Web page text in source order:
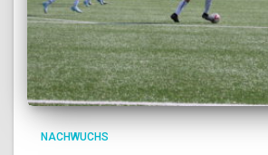
NACHWUCHS